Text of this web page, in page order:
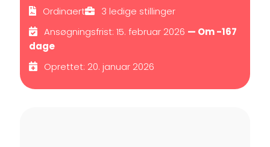
Ordinaert
3 ledige stillinger
Ansøgningsfrist: 15. februar 2026 — Om -167
dage
Oprettet: 20. januar 2026